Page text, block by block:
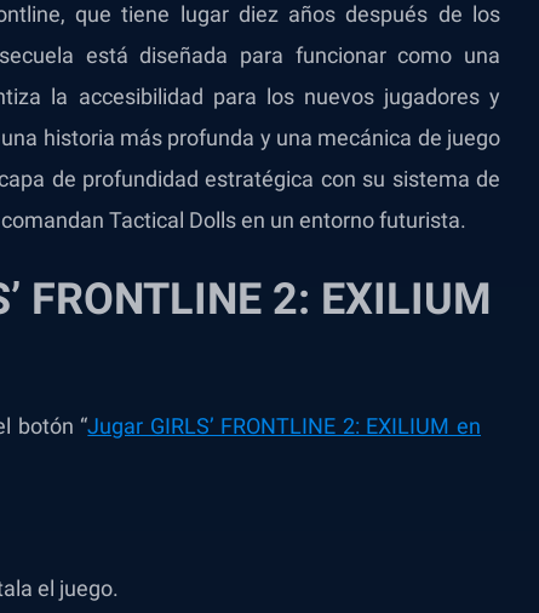
que tiene lugar diez años después de los
está diseñada para funcionar como una
la accesibilidad para los nuevos jugadores y
historia más profunda y una mecánica de juego
de profundidad estratégica con su sistema de
Tactical Dolls en un entorno futurista.
FRONTLINE 2: EXILIUM
botón “Jugar GIRLS’ FRONTLINE 2: EXILIUM en
el juego.